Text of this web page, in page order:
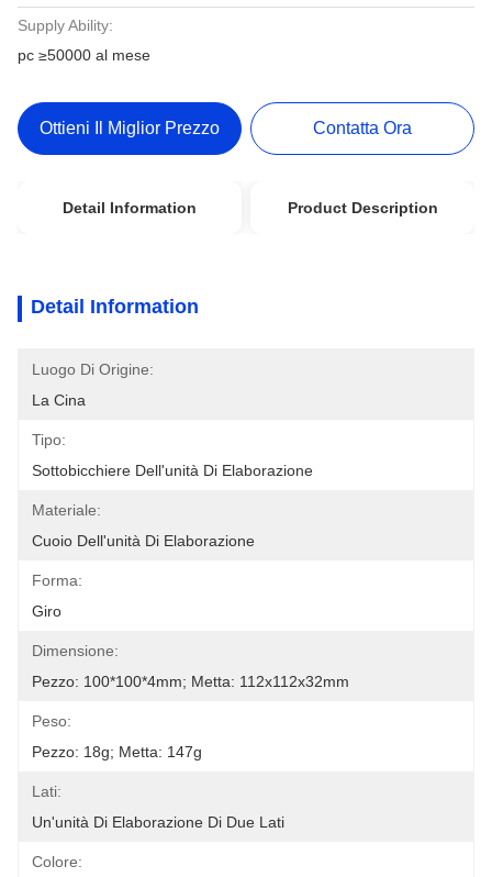
Supply Ability:
pc ≥50000 al mese
Ottieni Il Miglior Prezzo Contatta Ora
Detail Information Product Description
Detail Information
Luogo Di Origine:
La Cina
Tipo:
Sottobicchiere Dell'unità Di Elaborazione
Materiale:
Cuoio Dell'unità Di Elaborazione
Forma:
Giro
Dimensione:
Pezzo: 100*100*4mm; Metta: 112x112x32mm
Peso:
Pezzo: 18g; Metta: 147g
Lati:
Un'unità Di Elaborazione Di Due Lati
Colore: